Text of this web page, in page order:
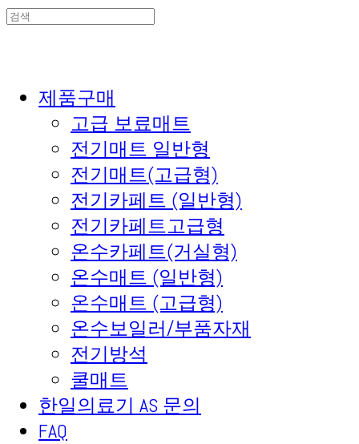
제품구매
고급 보료매트
전기매트 일반형
전기매트(고급형)
전기카페트 (일반형)
전기카페트고급형
온수카페트(거실형)
온수매트 (일반형)
온수매트 (고급형)
온수보일러/부품자재
전기방석
쿨매트
한일의료기 AS 문의
FAQ